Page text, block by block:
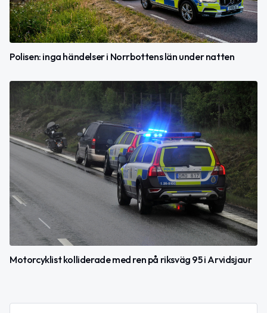
Polisen: inga händelser i Norrbottens län under natten
Motorcyklist kolliderade med ren på riksväg 95 i Arvidsjaur